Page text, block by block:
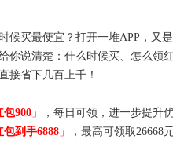
候买最便宜？打开一堆APP，又
你说清楚：什么时候买、怎么领
接省下几百上千！
包900 」
，每日可领，进一步提升
包到手6888 」
，最高可领取26668元